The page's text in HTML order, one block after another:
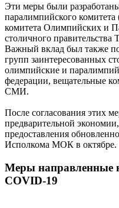
Эти меры были
паралимпийского
комитета Олимпийских и
столичного
Важный вклад был также
групп заинтересованных
олимпийские и
федерации, вещательные
СМИ.
После согласования этих
предварительной
предоставления
Исполкома МОК в октябре.
Меры направленные
COVID-19